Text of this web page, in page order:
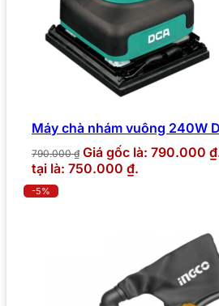
Máy chà nhám vuông 240W
790.000₫ Giá gốc là: 790.000
tại là: 750.000 ₫.
-5%